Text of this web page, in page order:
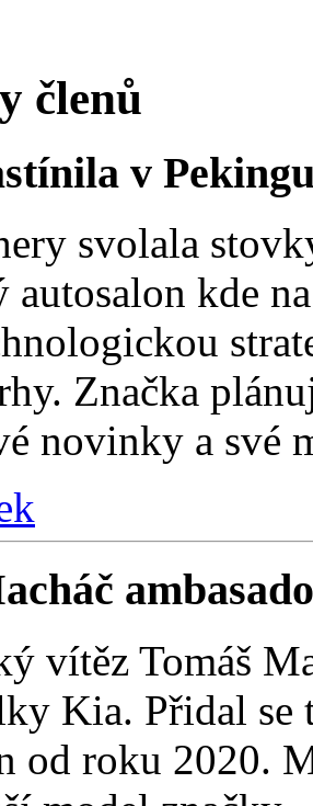
členů
v
svolala
autosalon kde
Značka
novinky a své
vítěz Tomáš
Kia. Přidal se
od roku 2020.